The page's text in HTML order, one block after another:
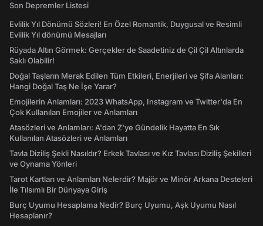
Son Depremler Listesi
Evlilik Yıl Dönümü Sözleri! En Özel Romantik, Duygusal ve Resimli
Evlilik Yıl dönümü Mesajları
Rüyada Altın Görmek: Gerçekler de Saadetiniz de Çil Çil Altınlarda
Saklı Olabilir!
Doğal Taşların Merak Edilen Tüm Etkileri, Enerjileri ve Şifa Alanları:
Hangi Doğal Taş Ne İşe Yarar?
Emojilerin Anlamları: 2023 WhatsApp, Instagram ve Twitter'da En
Çok Kullanılan Emojiler ve Anlamları
Atasözleri ve Anlamları: A'dan Z'ye Gündelik Hayatta En Sık
Kullanılan Atasözleri ve Anlamları
Tavla Diziliş Şekli Nasıldır? Erkek Tavlası ve Kız Tavlası Diziliş Şekilleri
ve Oynama Yönleri
Tarot Kartları ve Anlamları Nelerdir? Majör ve Minör Arkana Desteleri
İle Tılsımlı Bir Dünyaya Giriş
Burç Uyumu Hesaplama Nedir? Burç Uyumu, Aşk Uyumu Nasıl
Hesaplanır?